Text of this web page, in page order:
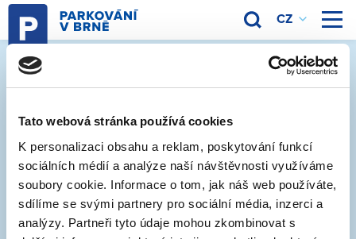
Tato webová stránka používá cookies
K personalizaci obsahu a reklam, poskytování funkcí
sociálních médií a analýze naší návštěvnosti využíváme
soubory cookie. Informace o tom, jak náš web používáte,
sdílíme se svými partnery pro sociální média, inzerci a
analýzy. Partneři tyto údaje mohou zkombinovat s
Odkdy platí modré čáry?
8. 6. 2020
Realizace vodorovného značení (modré čáry na
vozovce) probíhá vždy před začátkem regulace
parkování. Ten nejdůležitější údaj najdete na svislém
dopravním značení, které bývá překryto informací,